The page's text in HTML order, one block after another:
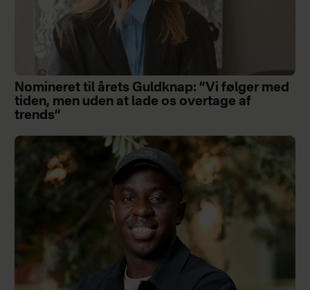
Nomineret til årets Guldknap: ”Vi følger med
tiden, men uden at lade os overtage af
trends”